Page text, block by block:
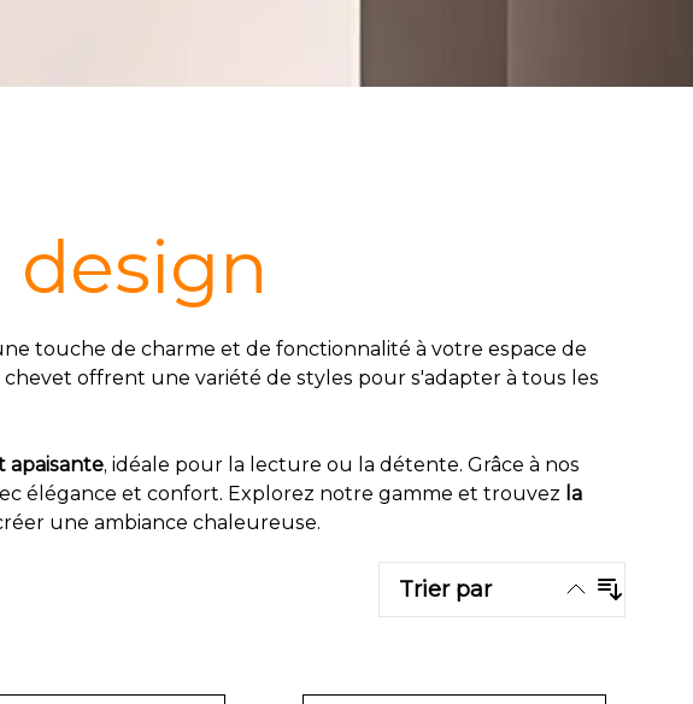
touche de charme et de fonctionnalité à votre espace de
offrent une variété de styles pour s'adapter à tous les
apaisante, idéale pour la lecture ou la détente. Grâce à nos
élégance et confort. Explorez notre gamme et trouvez la
une ambiance chaleureuse.
Trier par